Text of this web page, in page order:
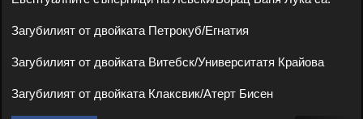
Загубилият от двойката Петрокуб/Егнатия
Загубилият от двойката Витебск/Университатя Крайова
Загубилият от двойката Клаксвик/Атерт Бисен